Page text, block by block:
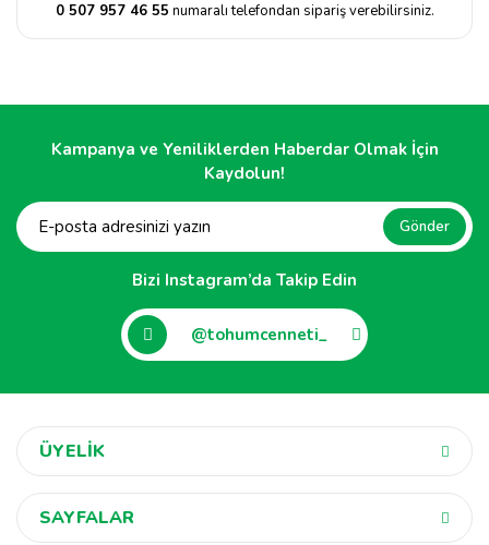
0 507 957 46 55 numaralı telefondan sipariş verebilirsiniz.
Kampanya ve Yeniliklerden Haberdar Olmak İçin
Kaydolun!
Gönder
Bizi Instagram’da Takip Edin
@tohumcenneti_
ÜYELİK
SAYFALAR